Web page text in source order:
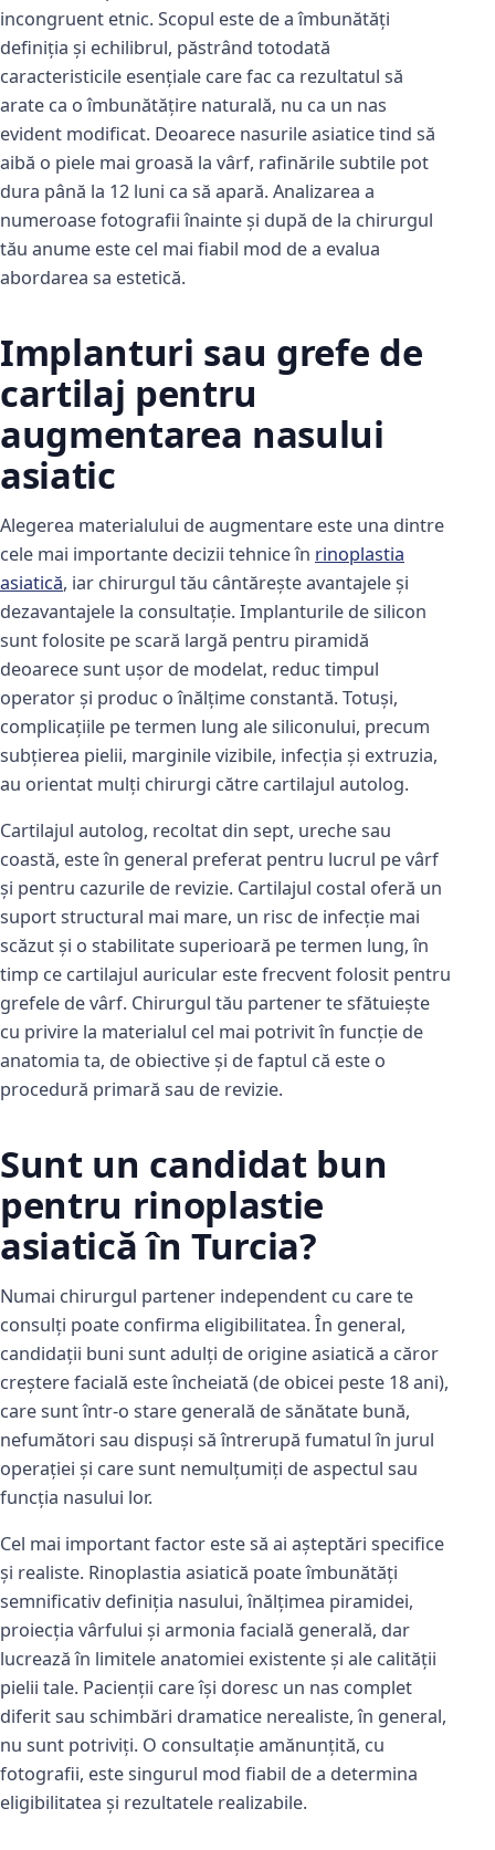
incongruent etnic. Scopul este de a îmbunătăți
definiția și echilibrul, păstrând totodată
caracteristicile esențiale care fac ca rezultatul să
arate ca o îmbunătățire naturală, nu ca un nas
evident modificat. Deoarece nasurile asiatice tind să
aibă o piele mai groasă la vârf, rafinările subtile pot
dura până la 12 luni ca să apară. Analizarea a
numeroase fotografii înainte și după de la chirurgul
tău anume este cel mai fiabil mod de a evalua
abordarea sa estetică.
Implanturi sau grefe de
cartilaj pentru
augmentarea nasului
asiatic
Alegerea materialului de augmentare este una dintre
cele mai importante decizii tehnice în rinoplastia
asiatică, iar chirurgul tău cântărește avantajele și
dezavantajele la consultație. Implanturile de silicon
sunt folosite pe scară largă pentru piramidă
deoarece sunt ușor de modelat, reduc timpul
operator și produc o înălțime constantă. Totuși,
complicațiile pe termen lung ale siliconului, precum
subțierea pielii, marginile vizibile, infecția și extruzia,
au orientat mulți chirurgi către cartilajul autolog.
Cartilajul autolog, recoltat din sept, ureche sau
coastă, este în general preferat pentru lucrul pe vârf
și pentru cazurile de revizie. Cartilajul costal oferă un
suport structural mai mare, un risc de infecție mai
scăzut și o stabilitate superioară pe termen lung, în
timp ce cartilajul auricular este frecvent folosit pentru
grefele de vârf. Chirurgul tău partener te sfătuiește
cu privire la materialul cel mai potrivit în funcție de
anatomia ta, de obiective și de faptul că este o
procedură primară sau de revizie.
Sunt un candidat bun
pentru rinoplastie
asiatică în Turcia?
Numai chirurgul partener independent cu care te
consulți poate confirma eligibilitatea. În general,
candidații buni sunt adulți de origine asiatică a căror
creștere facială este încheiată (de obicei peste 18 ani),
care sunt într-o stare generală de sănătate bună,
nefumători sau dispuși să întrerupă fumatul în jurul
operației și care sunt nemulțumiți de aspectul sau
funcția nasului lor.
Cel mai important factor este să ai așteptări specifice
și realiste. Rinoplastia asiatică poate îmbunătăți
semnificativ definiția nasului, înălțimea piramidei,
proiecția vârfului și armonia facială generală, dar
lucrează în limitele anatomiei existente și ale calității
pielii tale. Pacienții care își doresc un nas complet
diferit sau schimbări dramatice nerealiste, în general,
nu sunt potriviți. O consultație amănunțită, cu
fotografii, este singurul mod fiabil de a determina
eligibilitatea și rezultatele realizabile.